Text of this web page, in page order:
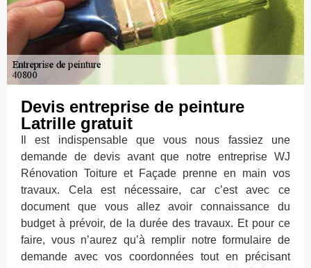
Devis entreprise de peinture
Latrille gratuit
Il est indispensable que vous nous fassiez une
demande de devis avant que notre entreprise WJ
Rénovation Toiture et Façade prenne en main vos
travaux. Cela est nécessaire, car c’est avec ce
document que vous allez avoir connaissance du
budget à prévoir, de la durée des travaux. Et pour ce
faire, vous n’aurez qu’à remplir notre formulaire de
demande avec vos coordonnées tout en précisant